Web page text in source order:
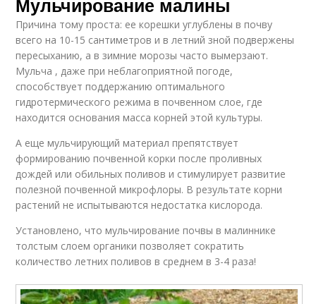
Причина тому проста: ее корешки углублены в почву
всего на 10-15 сантиметров и в летний зной подвержены
пересыханию, а в зимние морозы часто вымерзают.
Мульча , даже при неблагоприятной погоде,
способствует поддержанию оптимального
гидротермического режима в почвенном слое, где
находится основания масса корней этой культуры.
А еще мульчирующий материал препятствует
формированию почвенной корки после проливных
дождей или обильных поливов и стимулирует развитие
полезной почвенной микрофлоры. В результате корни
растений не испытываются недостатка кислорода.
Установлено, что мульчирование почвы в малиннике
толстым слоем органики позволяет сократить
количество летних поливов в среднем в 3-4 раза!